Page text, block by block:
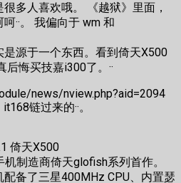
多人喜欢哦。 《越狱》里面，
··。 我偏向于 wm 和
源于一个东西。看到倚天X500
悔买技嘉i300了。··
news/nview.php?aid=2094
it168链过来的··。
倚天X500
制造商倚天glofish系列首作。
备了三星400MHz CPU、内置瑟